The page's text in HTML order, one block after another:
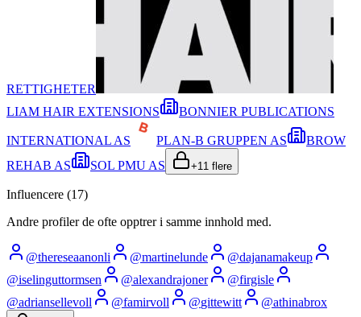
RETTIGHETER
LIAM HAIR EXTENSIONS
BONNIER PUBLICATIONS
INTERNATIONAL AS PLAN-B GRUPPEN AS
BROW
REHAB AS
SOL PMU AS +11 flere
Influencere (17)
Andre profiler de ofte opptrer i samme innhold med.
@thereseaanonli @martinelunde @dajanamakeup
@iselinguttormsen @alexandrajoner @firgisle
@adriansellevoll @famirvoll @gittewitt @athinabrox